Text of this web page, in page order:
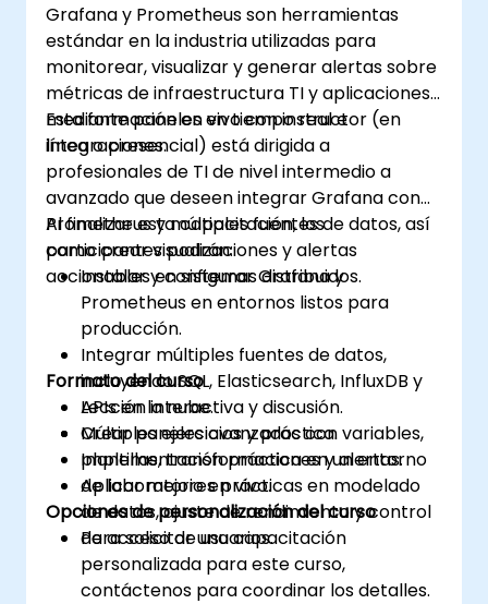
Grafana y Prometheus son herramientas
estándar en la industria utilizadas para
monitorear, visualizar y generar alertas sobre
métricas de infraestructura TI y aplicaciones
mediante paneles en tiempo real e
integraciones.
Esta formación en vivo con instructor (en
línea o presencial) está dirigida a
profesionales de TI de nivel intermedio a
avanzado que deseen integrar Grafana con
Prometheus y múltiples fuentes de datos, así
como crear visualizaciones y alertas
accionables en sistemas distribuidos.
Al finalizar esta capacitación, los
participantes podrán:
Instalar y configurar Grafana y
Prometheus en entornos listos para
producción.
Integrar múltiples fuentes de datos,
incluyendo SQL, Elasticsearch, InfluxDB y
APIs en la nube.
Crear paneles avanzados con variables,
plantillas, transformaciones y alertas.
Aplicar mejores prácticas en modelado
de datos, ajuste de rendimiento y control
de acceso de usuarios.
Formato del curso
Lección interactiva y discusión.
Múltiples ejercicios y práctica.
Implementación práctica en un entorno
de laboratorio en vivo.
Opciones de personalización del curso
Para solicitar una capacitación
personalizada para este curso,
contáctenos para coordinar los detalles.